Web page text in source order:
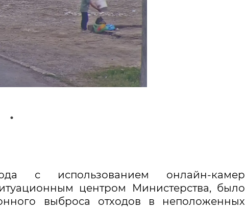
с использованием онлайн-камер
центром Министерства, было
выброса отходов в неположенных